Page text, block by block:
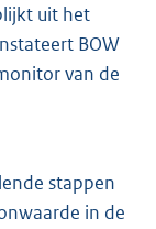
uit het
BOW
van de
stappen
in de